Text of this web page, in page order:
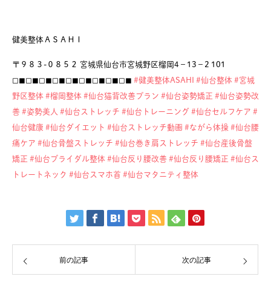
健美整体ＡＳＡＨＩ
〒９８３-０８５２ 宮城県仙台市宮城野区榴岡4−13−2 101
◻︎◼︎◻︎◼︎◻︎◼︎◻︎◼︎◻︎◼︎◻︎◼︎◻︎◼︎◻︎◼︎◻︎◼︎ #健美整体ASAHI #仙台整体 #宮城
野区整体 #榴岡整体 #仙台猫背改善プラン #仙台姿勢矯正 #仙台姿勢改
善 #姿勢美人 #仙台ストレッチ #仙台トレーニング #仙台セルフケア #
仙台健康 #仙台ダイエット #仙台ストレッチ動画 #ながら体操 #仙台腰
痛ケア #仙台骨盤ストレッチ #仙台巻き肩ストレッチ #仙台産後骨盤
矯正 #仙台ブライダル整体 #仙台反り腰改善 #仙台反り腰矯正 #仙台ス
トレートネック #仙台スマホ首 #仙台マタニティ整体
前の記事 次の記事